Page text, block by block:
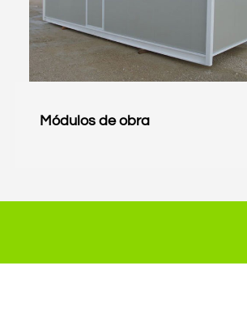
Módulos de obra